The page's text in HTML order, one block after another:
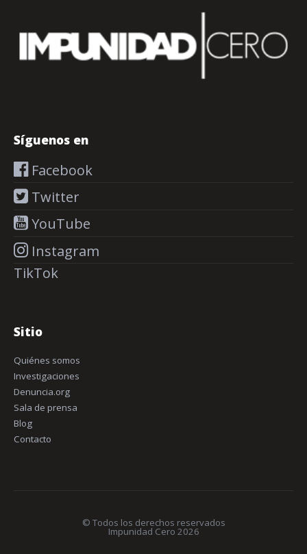
Síguenos en
Facebook
Twitter
YouTube
Instagram
TikTok
Sitio
Quiénes somos
Investigaciones
Denuncia.org
Sala de prensa
Blog
Contacto
© Todos los derechos reservados
Impunidad Cero 2026